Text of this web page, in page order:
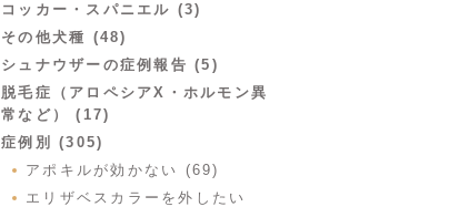
コッカー・スパニエル (3)
その他犬種 (48)
シュナウザーの症例報告 (5)
脱毛症（アロペシアX・ホルモン異
常など） (17)
症例別 (305)
アポキルが効かない (69)
エリザベスカラーを外したい